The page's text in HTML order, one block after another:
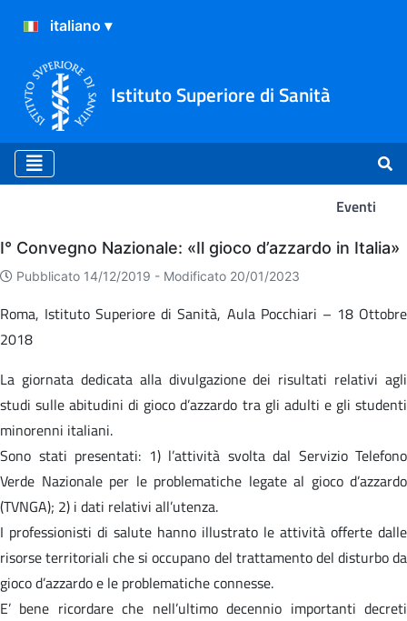
Istituto Superiore di Sanità
Eventi
Eventi
I° Convegno Nazionale: «Il gioco d’azzardo in Italia»
Pubblicato 14/12/2019 - Modificato 20/01/2023
Roma, Istituto Superiore di Sanità, Aula Pocchiari – 18 Ottobre
2018
La giornata dedicata alla divulgazione dei risultati relativi agli
studi sulle abitudini di gioco d’azzardo tra gli adulti e gli studenti
minorenni italiani.
Sono stati presentati: 1) l’attività svolta dal Servizio Telefono
Verde Nazionale per le problematiche legate al gioco d’azzardo
(TVNGA); 2) i dati relativi all’utenza.
I professionisti di salute hanno illustrato le attività offerte dalle
risorse territoriali che si occupano del trattamento del disturbo da
gioco d’azzardo e le problematiche connesse.
E’ bene ricordare che nell’ultimo decennio importanti decreti